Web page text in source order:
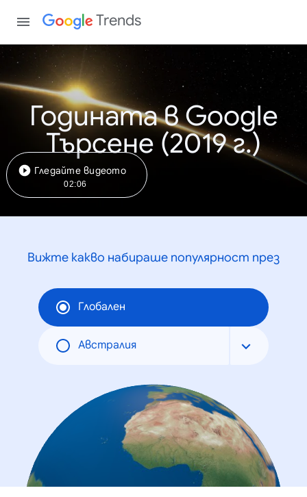
Trends
Годината в Google
Търсене (2019 г.)
Гледайте видеото
02:06
Вижте какво набираше популярност през
Глобален
Австралия